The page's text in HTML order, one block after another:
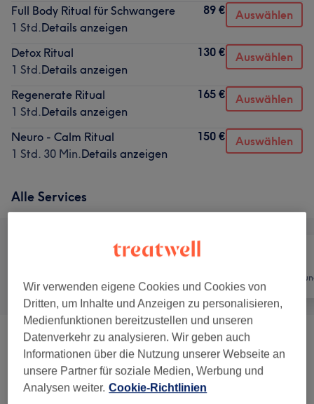
Full Body Ritual für Schwangere
1 Std.Details anzeigen
89 € Auswählen
Detox Ritual
1 Std.Details anzeigen
130 € Auswählen
Regenerate Ritual
1 Std.Details anzeigen
165 € Auswählen
Neuro - Calm Ritual
1 Std. 30 Min.Details anzeigen
150 € Auswählen
Alle Services
Pytosoma Blooming Mama (1)
Phytosoma Body Rituals (3 ) ab 89 €
Wir verwenden eigene Cookies und Cookies von
Dritten, um Inhalte und Anzeigen zu personalisieren,
Medienfunktionen bereitzustellen und unseren
Datenverkehr zu analysieren. Wir geben auch
Informationen über die Nutzung unserer Webseite an
unsere Partner für soziale Medien, Werbung und
Analysen weiter. Cookie-Richtlinien